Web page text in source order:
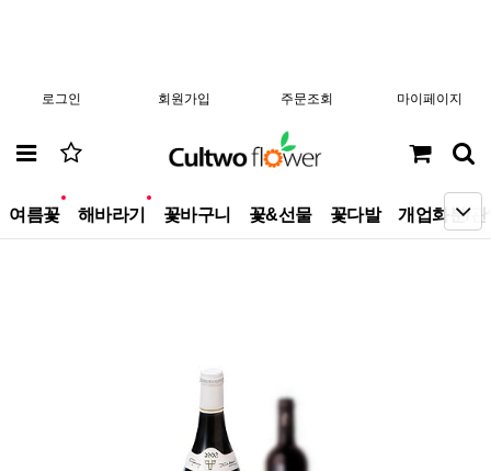
로그인 회원가입 주문조회 마이페이지
여름꽃 해바라기 꽃바구니 꽃&선물 꽃다발 개업화분/